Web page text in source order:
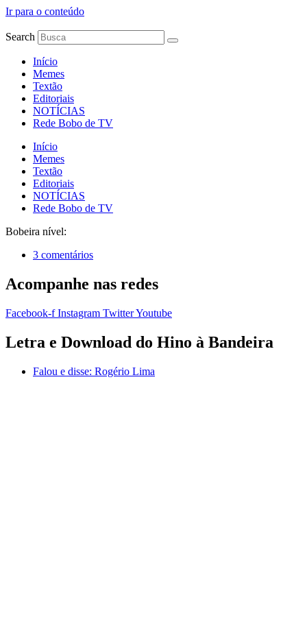
Ir para o conteúdo
Search
Início
Memes
Textão
Editoriais
NOTÍCIAS
Rede Bobo de TV
Início
Memes
Textão
Editoriais
NOTÍCIAS
Rede Bobo de TV
Bobeira nível:
3 comentários
Acompanhe nas redes
Facebook-f Instagram TwitterYoutube
Letra e Download do Hino à Bandeira
Falou e disse: Rogério Lima